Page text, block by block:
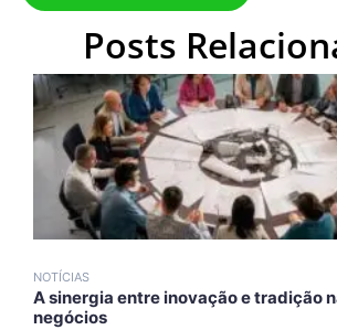
Posts
NOTÍCIAS
A sinergia entre inovação e tradição
negócios